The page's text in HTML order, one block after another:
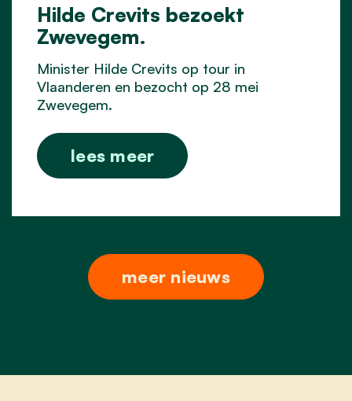
Hilde Crevits bezoekt
Zwevegem.
Minister Hilde Crevits op tour in
Vlaanderen en bezocht op 28 mei
Zwevegem.
lees meer
meer nieuws